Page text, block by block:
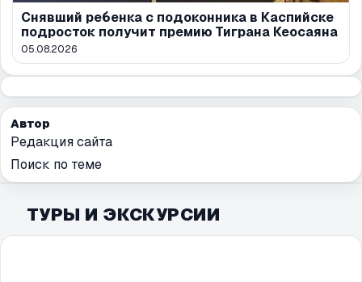
Снявший ребенка с подоконника в Каспийске
подросток получит премию Тиграна Кеосаяна
05.08.2026
Автор
Редакция сайта
Поиск по теме
ТУРЫ И ЭКСКУРСИИ